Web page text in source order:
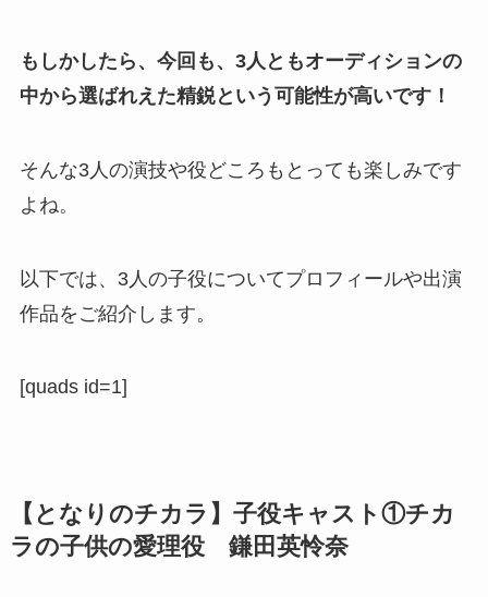
もしかしたら、今回も、3人ともオーディションの
中から選ばれえた精鋭という可能性が高いです！
そんな3人の演技や役どころもとっても楽しみです
よね。
以下では、3人の子役についてプロフィールや出演
作品をご紹介します。
[quads id=1]
【となりのチカラ】子役キャスト①チカ
ラの子供の愛理役 鎌田英怜奈